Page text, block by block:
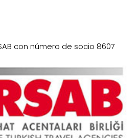
con número de socio 8607